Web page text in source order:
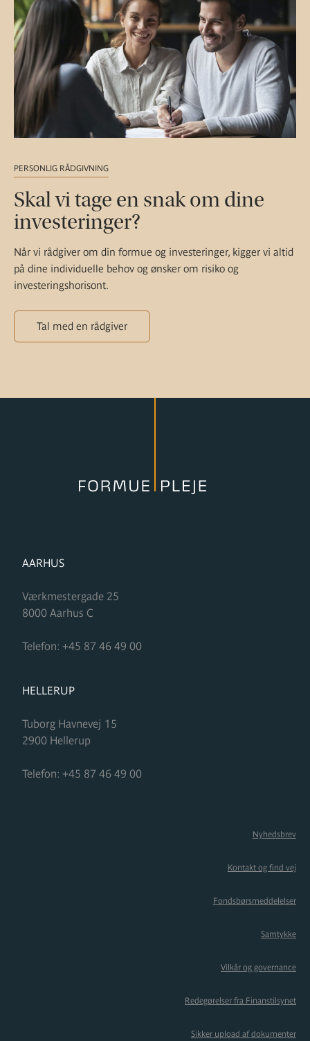
PERSONLIG RÅDGIVNING
Skal vi tage en snak om dine
investeringer?
Når vi rådgiver om din formue og investeringer, kigger vi altid
på dine individuelle behov og ønsker om risiko og
investeringshorisont.
Tal med en rådgiver
FORMUPLEJE
AARHUS
Værkmestergade 25
8000 Aarhus C
Telefon: +45 87 46 49 00
FORMUPLEJE
HELLERUP
Tuborg Havnevej 15
2900 Hellerup
Telefon: +45 87 46 49 00
Nyhedsbrev
Kontakt og find vej
Fondsbørsmeddelelser
Samtykke
Vilkår og governance
Redegørelser fra Finanstilsynet
Sikker upload af dokumenter